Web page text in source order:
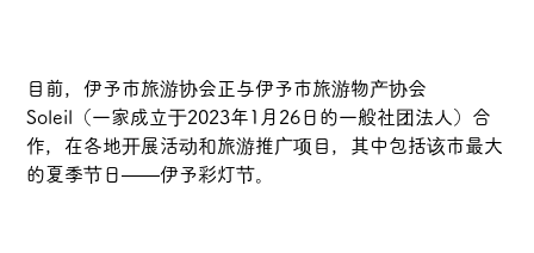
目前，伊予市旅游协会正与伊予市旅游物产协会
Soleil（一家成立于2023年1月26日的一般社团法人）合
作，在各地开展活动和旅游推广项目，其中包括该市最大
的夏季节日——伊予彩灯节。